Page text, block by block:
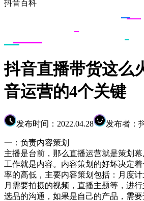
抖音百科
抖音直播带货这么
音运营的4个关键
发布时间：2022.04.28 发布者：
一：负责内容策划
主播是台前，那么直播运营就是策划
工作就是内容。内容策划的好坏决定
率的高低，主要内容策划包括：月度
月需要拍摄的视频，直播主题等，进行
选品的沟通，如果是自己的产品，需